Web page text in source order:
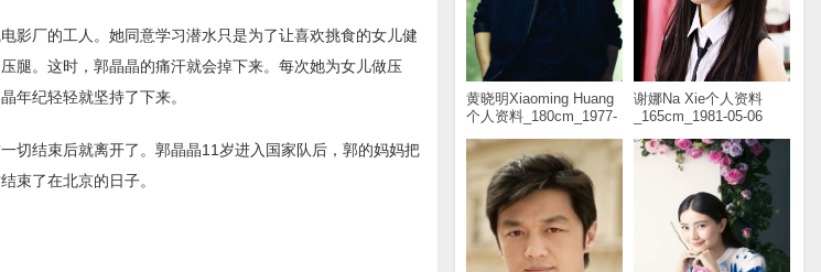
黄晓明Xiaoming Huang
个人资料_180cm_1977-
谢娜Na Xie个人资料
_165cm_1981-05-06
影厂的工人。她同意学习潜水只是为了让喜欢挑食的女儿健
腿。这时，郭晶晶的痛汗就会掉下来。每次她为女儿做压
年纪轻轻就坚持了下来。
切结束后就离开了。郭晶晶11岁进入国家队后，郭的妈妈把
束了在北京的日子。